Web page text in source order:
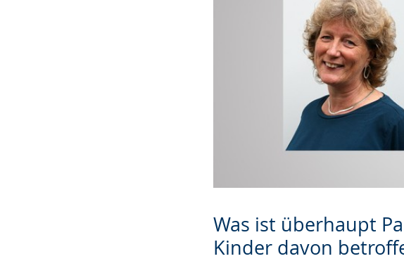
Was ist überhaupt
Kinder davon